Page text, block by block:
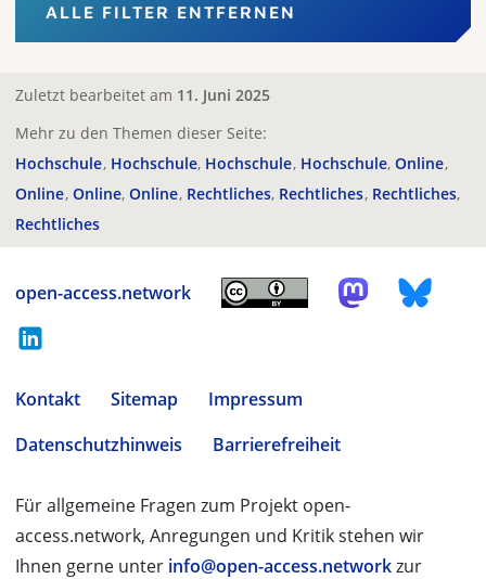
ALLE FILTER ENTFERNEN
Zuletzt bearbeitet am 11. Juni 2025
Mehr zu den Themen dieser Seite:
Hochschule Hochschule Hochschule Hochschule Online
Online Online Online Rechtliches Rechtliches Rechtliches
Rechtliches
open-access.network
Kontakt Sitemap
Impressum
Datenschutzhinweis
Barrierefreiheit
Für allgemeine Fragen zum Projekt open-
access.network, Anregungen und Kritik stehen wir
Ihnen gerne unter info@open-access.networkzur